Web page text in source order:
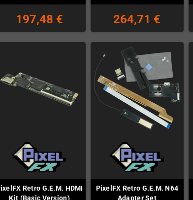
197,48 € 264,71 €
Retro G.E.M. HDMI
Kit (Basic Version)
PixelFX Retro G.E.M. N64
Adapter Set